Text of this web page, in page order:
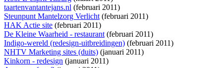
taartenvantantejans.nl (februari 2011)
Steunpunt Mantelzorg Verlicht(februari 2011)
HAK Actie site (februari 2011)
De Kleine Waarheid - restaurant(februari 2011)
Indigo-wereld (redesign-uitbreidingen) (februari 2011)
NHTV Marketing sites (duits) (januari 2011)
Kinkorn - redesign (januari 2011)